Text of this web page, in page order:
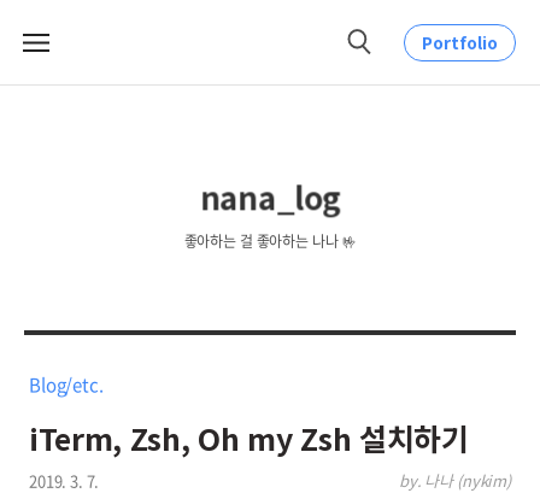
메
검
Portfolio
nana_log
좋아하는 걸 좋아하는 나나 🤟
Blog/etc.
iTerm, Zsh, Oh my Zsh 설치하기
2019. 3. 7. by. 나나 (nykim)